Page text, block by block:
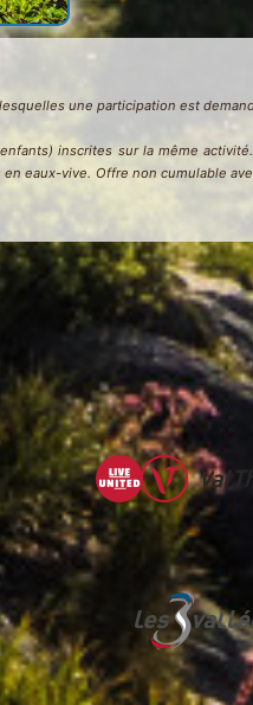
une participation est
inscrites sur la même activité.
eaux-vive. Offre non cumulable